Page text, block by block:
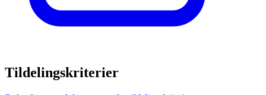
Tildelingskriterier